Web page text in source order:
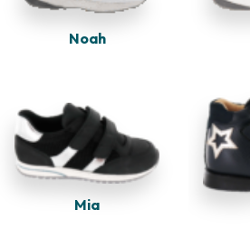
Noah
Mia